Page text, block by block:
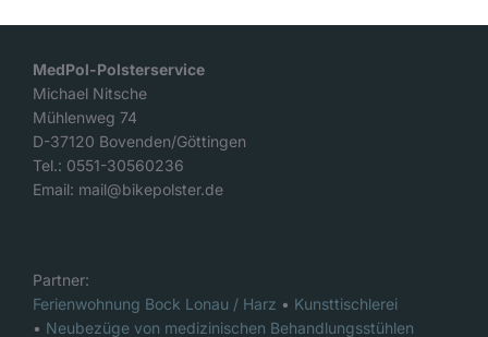
MedPol-Polsterservice
Michael Nitsche
Mühlenweg 74
D-37120 Bovenden/Göttingen
Tel.: 0551-30560236
Email: mail@bikepolster.de
Partner:
Ferienwohnung Bock Lonau / Harz • Kunsttischlerei
• Neubezüge von medizinischen Behandlungsstühlen